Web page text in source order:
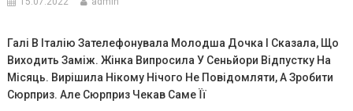
Галі В Італію Зателефонувала Молодша Дочка І Сказала, Що
Виходить Заміж. Жінка Випросила У Сеньйори Відпустку На
Місяць. Вирішила Нікому Нічого Не Повідомляти, А Зробити
Сюрприз. Але Сюрприз Чекав Саме Її